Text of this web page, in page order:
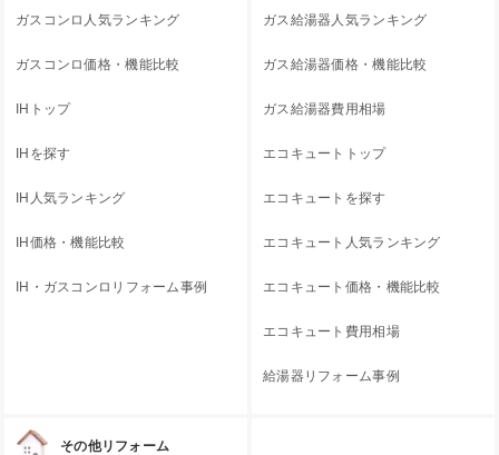
ガスコンロ人気ランキング
ガスコンロ価格・機能比較
IHトップ
IHを探す
IH人気ランキング
IH価格・機能比較
IH・ガスコンロリフォーム事例
ガス給湯器人気ランキング
ガス給湯器価格・機能比較
ガス給湯器費用相場
エコキュートトップ
エコキュートを探す
エコキュート人気ランキング
エコキュート価格・機能比較
エコキュート費用相場
給湯器リフォーム事例
その他リフォーム